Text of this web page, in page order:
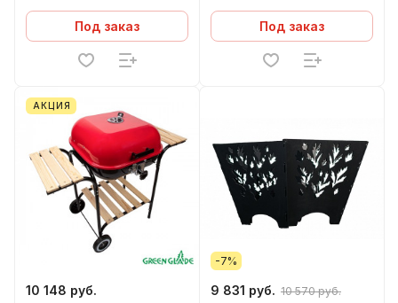
Под заказ Под заказ
АКЦИЯ
10 148 руб.
-7%
9 831 руб. 10 570 руб.